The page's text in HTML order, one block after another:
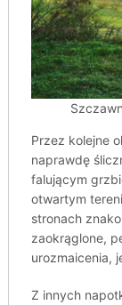
Przez kolejne
naprawdę
falującym
otwartym
stronach
zaokrąglone,
urozmaicenia,
Z innych